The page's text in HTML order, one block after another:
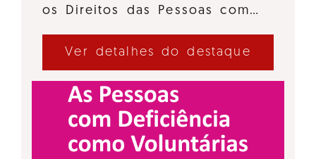
os Direitos das Pessoas com…
Ver detalhes do destaque